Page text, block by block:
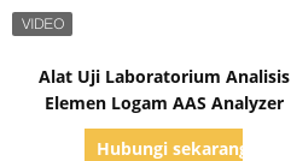
Alat Uji Laboratorium Analisis
Elemen Logam AAS Analyzer
Hubungi sekarang